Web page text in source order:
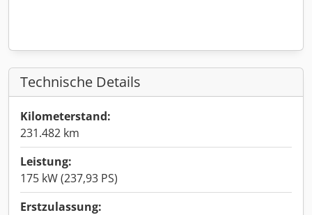
Technische Details
Kilometerstand:
231.482 km
Leistung:
175 kW (237,93 PS)
Erstzulassung: